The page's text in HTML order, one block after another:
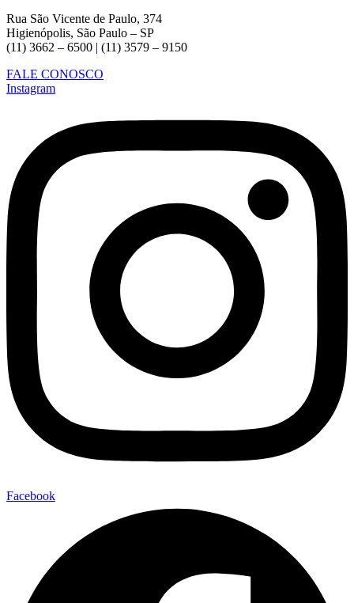
Rua São Vicente de Paulo, 374
Higienópolis, São Paulo – SP
(11) 3662 – 6500 | (11) 3579 – 9150
FALE CONOSCO
Instagram
Facebook